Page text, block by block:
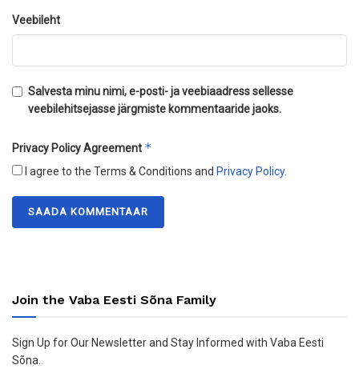
Veebileht
Salvesta minu nimi, e-posti- ja veebiaadress sellesse
veebilehitsejasse järgmiste kommentaaride jaoks.
Privacy Policy Agreement *
I agree to the Terms & Conditions and Privacy Policy.
Join the Vaba Eesti Sõna Family
Sign Up for Our Newsletter and Stay Informed with Vaba Eesti
Sõna.